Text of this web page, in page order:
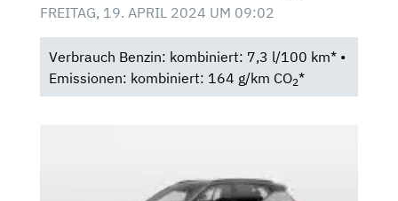
FREITAG, 19. APRIL 2024 UM 09:02
Verbrauch Benzin: kombiniert: 7,3 l/100 km* •
Emissionen: kombiniert: 164 g/km CO2*